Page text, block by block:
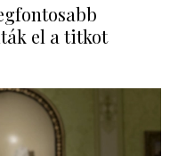
el a titkot